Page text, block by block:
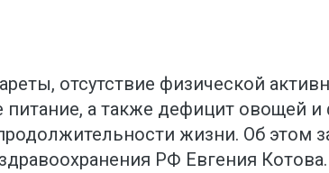
отсутствие физической
питание, а также дефицит овощей
жизни. Об этом
РФ Евгения Котова.